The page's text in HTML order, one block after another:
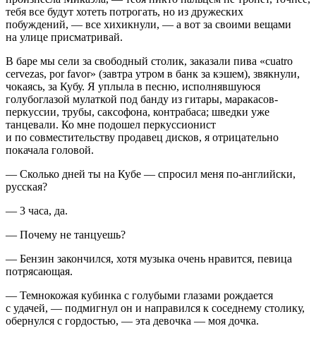
тебя все будут хотеть потрогать, но из дружеских
побуждений, — все хихикнули, — а вот за своими вещами
на улице присматривай.
В баре мы сели за свободный столик, заказали пива «cuatro
cervezas, por favor» (завтра утром в банк за кэшем), звякнули,
чокаясь, за Кубу. Я уплыла в песню, исполнявшуюся
голубоглазой мулаткой под банду из гитары, маракасов-
перкуссии, трубы, саксофона, контрабаса; шведки уже
танцевали. Ко мне подошел перкуссионист
и по совместительству продавец дисков, я отрицательно
покачала головой.
— Сколько дней ты на Кубе — спросил меня по-английски,
русская?
— 3 часа, да.
— Почему не танцуешь?
— Бензин закончился, хотя музыка очень нравится, певица
потрясающая.
— Темнокожая кубинка с голубыми глазами рождается
с удачей, — подмигнул он и направился к соседнему столику,
обернулся с гордостью, — эта девочка — моя дочка.